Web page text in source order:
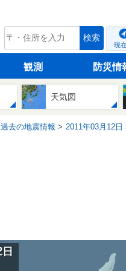
tenki.jp 検索
現
観測 防災情
天気図
過去の地震情報 2011年03月12日